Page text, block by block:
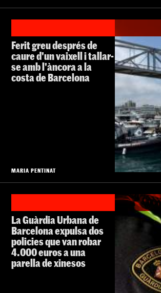
Ferit greu després de
caure d'un vaixell i tallar-
se amb l'àncora a la
costa de Barcelona
MARIA PENTINAT
La Guàrdia Urbana de
Barcelona expulsa dos
policies que van robar
4.000 euros a una
parella de xinesos